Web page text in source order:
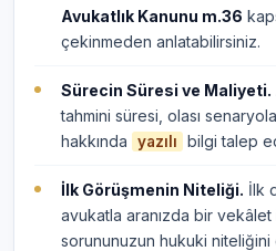
Avukatlık Kanunu m.36
çekinmeden anlatabilirsiniz.
Sürecin Süresi ve Maliyeti.
tahmini süresi, olası
hakkında
yazılı bilgi talep
İlk Görüşmenin Niteliği. İlk
avukatla aranızda bir vekâlet
sorununuzun hukuki